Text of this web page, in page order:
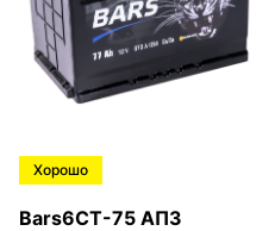
Хорошо
Bars6СТ-75 АПЗ